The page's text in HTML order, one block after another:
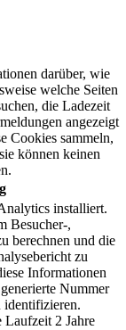
darüber, wie
welche Seiten
die Ladezeit
angezeigt
Cookies sammeln,
können keinen
installiert.
Besucher-,
berechnen und die
zu
Informationen
Nummer
identifizieren.
Laufzeit 2 Jahre